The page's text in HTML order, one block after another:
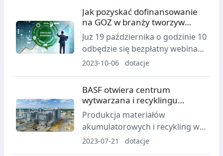
program badawczy skupiający
się na opracowywaniu nowych
technologii, które pomogą
rozwiązać niektóre z dzisiejszych
wyzwań społecznych.
Jak pozyskać dofinansowanie
na GOZ w branży tworzyw
sztucznych?
Już 19 października o godzinie 10
odbędzie się bezpłatny webinar
na temat możliwości pozyskania
na inwestycje związane z
rozwojem Gospodarki Obiegu
Zamkniętego w branży
recyklingu tworzyw sztucznych.
2023-10-06 dotacje
BASF otwiera centrum
wytwarzana i recyklingu
materiałów akumulatorowych
Produkcja materiałów
akumulatorowych i recykling w
jednym zakładzie: BASF jako
2023-07-21 dotacje